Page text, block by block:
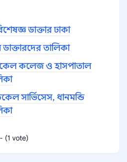
ডাক্তার ঢাকা
তালিকা
কলেজ ও হাসপাতাল
সার্ভিসেস, ধানমন্ডি
(1 vote)